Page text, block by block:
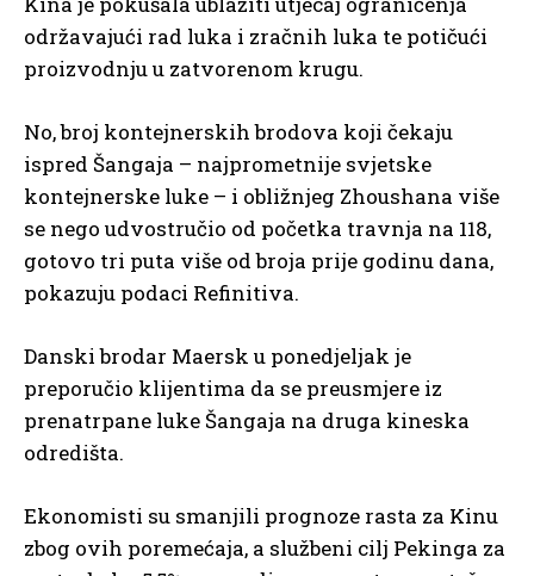
održavajući rad luka i zračnih luka te potičući
proizvodnju u zatvorenom krugu.
No, broj kontejnerskih brodova koji čekaju
ispred Šangaja – najprometnije svjetske
kontejnerske luke – i obližnjeg Zhoushana više
se nego udvostručio od početka travnja na 118,
gotovo tri puta više od broja prije godinu dana,
pokazuju podaci Refinitiva.
Danski brodar Maersk u ponedjeljak je
preporučio klijentima da se preusmjere iz
prenatrpane luke Šangaja na druga kineska
odredišta.
Ekonomisti su smanjili prognoze rasta za Kinu
zbog ovih poremećaja, a službeni cilj Pekinga za